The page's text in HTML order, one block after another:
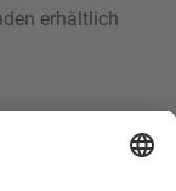
erhältlich